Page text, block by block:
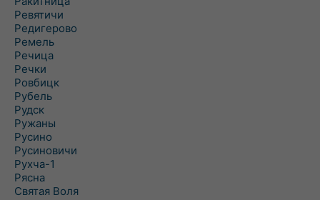
Ревятичи
Редигерово
Ремель
Речица
Речки
Ровбицк
Рубель
Рудск
Ружаны
Русино
Русиновичи
Рухча-1
Рясна
Святая Воля